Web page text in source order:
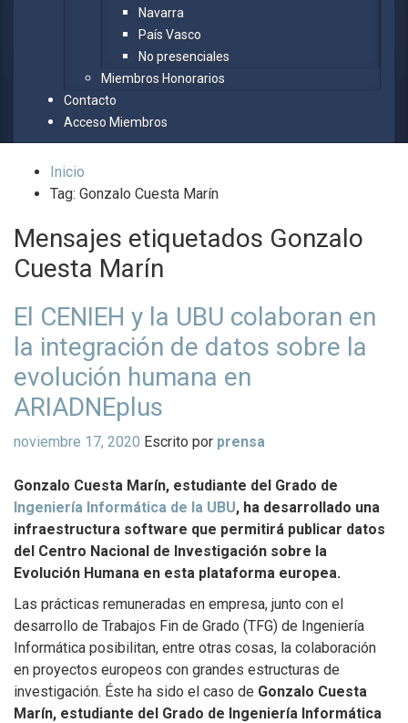
Navarra
País Vasco
No presenciales
Miembros Honorarios
Contacto
Acceso Miembros
Inicio
Tag: Gonzalo Cuesta Marín
Mensajes etiquetados Gonzalo
Cuesta Marín
El CENIEH y la UBU colaboran en
la integración de datos sobre la
evolución humana en
ARIADNEplus
noviembre 17, 2020 Escrito por prensa
Gonzalo Cuesta Marín, estudiante del Grado de
Ingeniería Informática de la UBU, ha desarrollado una
infraestructura software que permitirá publicar datos
del Centro Nacional de Investigación sobre la
Evolución Humana en esta plataforma europea.
Las prácticas remuneradas en empresa, junto con el
desarrollo de Trabajos Fin de Grado (TFG) de Ingeniería
Informática posibilitan, entre otras cosas, la colaboración
en proyectos europeos con grandes estructuras de
investigación. Éste ha sido el caso de Gonzalo Cuesta
Marín, estudiante del Grado de Ingeniería Informática